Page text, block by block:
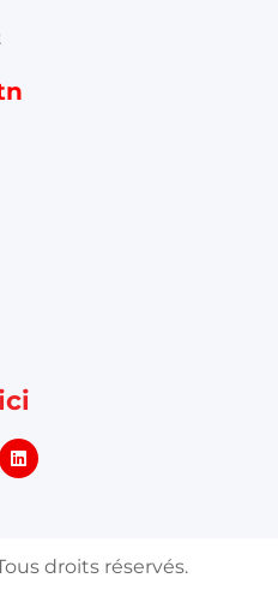
droits réservés.